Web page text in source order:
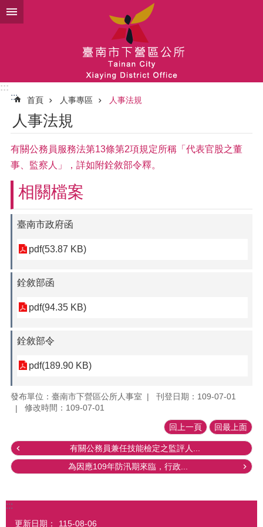
跳到主要內容區塊
:::
:::
首頁 人事專區 人事法規
人事法規
有關公務員服務法第13條第2項規定所稱「代表官股之董
事、監察人」，詳如附銓敘部令釋。
相關檔案
臺南市政府函
pdf(53.87 KB)
銓敘部函
pdf(94.35 KB)
銓敘部令
pdf(189.90 KB)
發布單位：臺南市下營區公所人事室
刊登日期：109-07-01
修改時間：109-07-01
回上一頁 回最上面
有關公務員兼任技能檢定之監評人...
為因應109年防汛期來臨，行政...
:::
更新日期： 115-08-06